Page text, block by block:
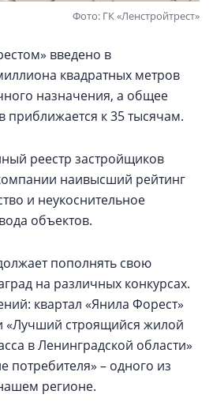
Фото: ГК «Ленстройтрест»
введено в
квадратных метров
назначения, а общее
приближается к 35 тысячам.
реестр застройщиков
наивысший рейтинг
и неукоснительное
объектов.
пополнять свою
на различных конкурсах.
квартал «Янила Форест»
«Лучший строящийся жилой
в Ленинградской области»
потребителя» – одного из
регионе.